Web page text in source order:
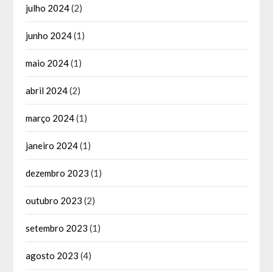
julho 2024(2)
junho 2024(1)
maio 2024(1)
abril 2024(2)
março 2024(1)
janeiro 2024(1)
dezembro 2023 (1)
outubro 2023 (2)
setembro 2023 (1)
agosto 2023 (4)